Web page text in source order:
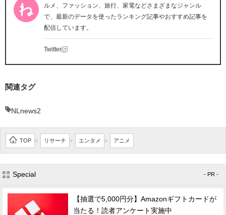
ルメ、ファッション、旅行、家電などさまざまなジャンル
で、最新のデータを使ったランキング記事やおすすめ記事を
配信しています。
Twitter
関連タグ
NLnews2
TOP > リサーチ > エンタメ > アニメ
Special - PR -
【抽選で5,000円分】Amazonギフトカードが
当たる！読者アンケート実施中